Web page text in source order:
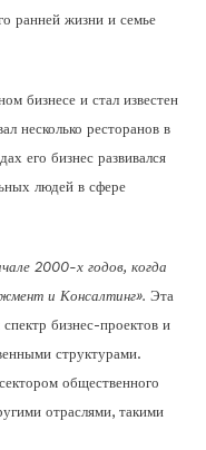
ранней жизни и семье
бизнесе и стал известен
несколько ресторанов в
его бизнес развивался
людей в сфере
2000-х годов, когда
и Консалтинг». Эта
бизнес-проектов и
структурами.
общественного
отраслями, такими